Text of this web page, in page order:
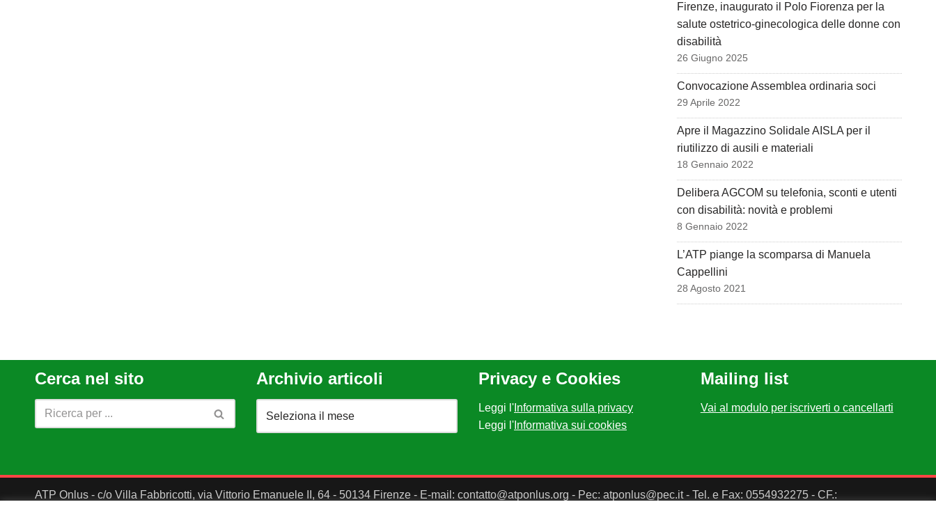
Firenze, inaugurato il Polo Fiorenza per la
salute ostetrico-ginecologica delle donne con
disabilità
26 Giugno 2025
Convocazione Assemblea ordinaria soci
29 Aprile 2022
Apre il Magazzino Solidale AISLA per il
riutilizzo di ausili e materiali
18 Gennaio 2022
Delibera AGCOM su telefonia, sconti e utenti
con disabilità: novità e problemi
8 Gennaio 2022
L’ATP piange la scomparsa di Manuela
Cappellini
28 Agosto 2021
Cerca nel sito Archivio articoli Privacy e Cookies
Leggi l' Informativa sulla privacy
Leggi l' Informativa sui cookies
Mailing list
Vai al modulo per iscriverti o cancellarti
ATP Onlus - c/o Villa Fabbricotti, via Vittorio Emanuele II, 64 - 50134 Firenze - E-mail: contatto@atponlus.org - Pec: atponlus@pec.it - Tel. e Fax: 0554932275 - CF.: